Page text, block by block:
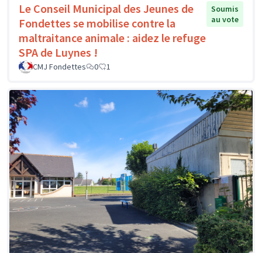
Le Conseil Municipal des Jeunes de
Fondettes se mobilise contre la
maltraitance animale : aidez le refuge
SPA de Luynes !
Soumis
au vote
CMJ Fondettes 0 1